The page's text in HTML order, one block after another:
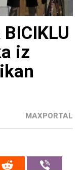
BICIKLU
iz
MAXPORTAL